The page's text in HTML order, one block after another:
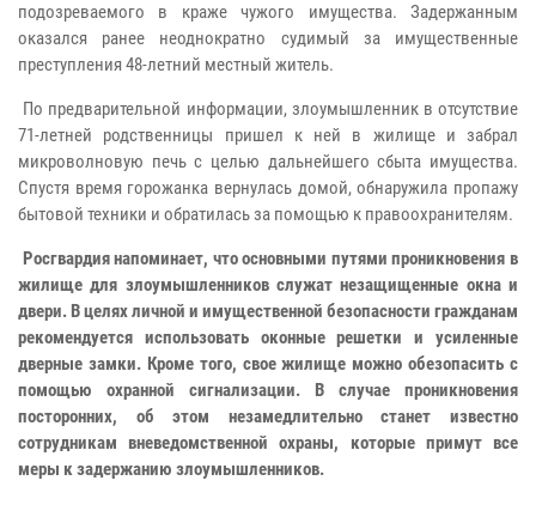
подозреваемого в краже чужого имущества. Задержанным
оказался ранее неоднократно судимый за имущественные
преступления 48-летний местный житель.
По предварительной информации, злоумышленник в отсутствие
71-летней родственницы пришел к ней в жилище и забрал
микроволновую печь с целью дальнейшего сбыта имущества.
Спустя время горожанка вернулась домой, обнаружила пропажу
бытовой техники и обратилась за помощью к правоохранителям.
Росгвардия напоминает, что основными путями проникновения в
жилище для злоумышленников служат незащищенные окна и
двери. В целях личной и имущественной безопасности гражданам
рекомендуется использовать оконные решетки и усиленные
дверные замки. Кроме того, свое жилище можно обезопасить с
помощью охранной сигнализации. В случае проникновения
посторонних, об этом незамедлительно станет известно
сотрудникам вневедомственной охраны, которые примут все
меры к задержанию злоумышленников.